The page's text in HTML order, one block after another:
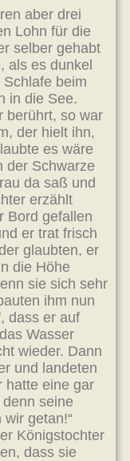
aber drei
Lohn für die
selber gehabt
als es dunkel
beim
in die See.
berührt, so war
der hielt ihn,
es wäre
der Schwarze
da saß und
erzählt
Bord gefallen
er trat frisch
glaubten, er
die Höhe
sie sich sehr
ihm nun
dass er auf
Wasser
wieder. Dann
und landeten
hatte eine gar
seine
wir getan!“
Königstochter
dass sie